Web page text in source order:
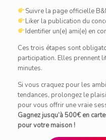
Suivre la page officielle
Liker la publication du
Identifier un(e) ami(e) en
Ces trois étapes sont
participation. Elles prennent
minutes.
Si vous craquez pour les
tendances, prolongez le
pour vous offrir une vraie
Gagnez jusqu’à 500€ en
pour votre maison !